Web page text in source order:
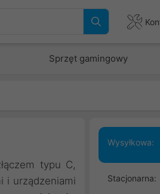
Sprzęt gamingowy
typu C,
i urządzeniami
Wysyłkowa:
Stacjonarna: